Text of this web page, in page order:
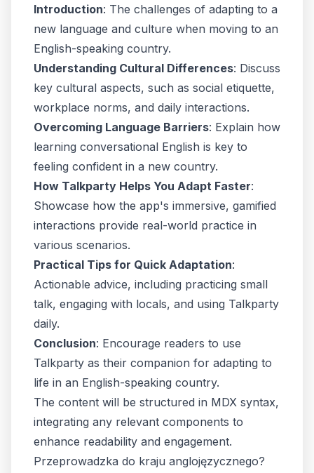
Introduction: The challenges of adapting to a
new language and culture when moving to an
English-speaking country.
Understanding Cultural Differences: Discuss
key cultural aspects, such as social etiquette,
workplace norms, and daily interactions.
Overcoming Language Barriers: Explain how
learning conversational English is key to
feeling confident in a new country.
How Talkparty Helps You Adapt Faster:
Showcase how the app's immersive, gamified
interactions provide real-world practice in
various scenarios.
Practical Tips for Quick Adaptation:
Actionable advice, including practicing small
talk, engaging with locals, and using Talkparty
daily.
Conclusion: Encourage readers to use
Talkparty as their companion for adapting to
life in an English-speaking country.
The content will be structured in MDX syntax,
integrating any relevant components to
enhance readability and engagement.
Przeprowadzka do kraju anglojęzycznego?